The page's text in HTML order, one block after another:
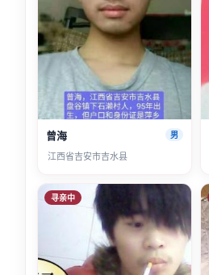
曾海 男
江西省吉安市吉水县
寻亲中